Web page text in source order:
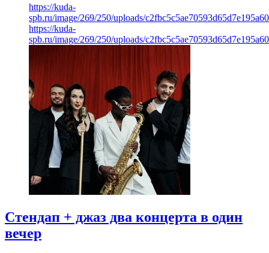
https://kuda-
spb.ru/image/269/250/uploads/
https://kuda-
spb.ru/image/269/250/uploads/
Стендап + джаз два концерта в один
вечер